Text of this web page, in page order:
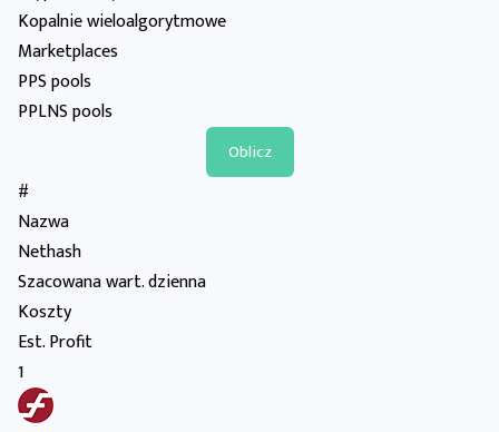
Kopalnie wieloalgorytmowe
Marketplaces
PPS pools
PPLNS pools
#
Nazwa
Nethash
Szacowana wart. dzienna
Koszty
Est. Profit
1